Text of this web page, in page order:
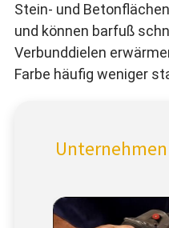
Stein- und
und können barfuß
Verbunddielen
Farbe häufig weniger